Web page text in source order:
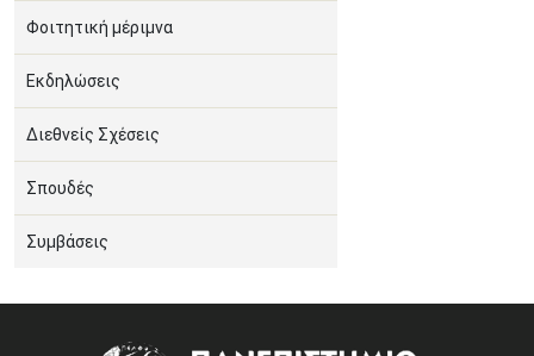
Φοιτητική μέριμνα
Εκδηλώσεις
Διεθνείς Σχέσεις
Σπουδές
Συμβάσεις